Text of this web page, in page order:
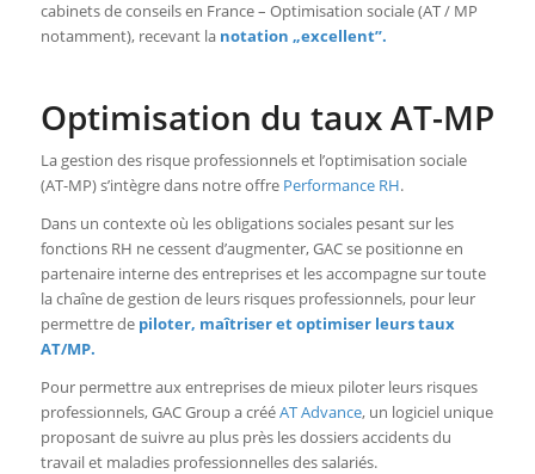
cabinets de conseils en France – Optimisation sociale (AT / MP
notamment), recevant la notation „excellent”.
Optimisation du taux AT-MP
La gestion des risque professionnels et l’optimisation sociale
(AT-MP) s’intègre dans notre offre Performance RH.
Dans un contexte où les obligations sociales pesant sur les
fonctions RH ne cessent d’augmenter, GAC se positionne en
partenaire interne des entreprises et les accompagne sur toute
la chaîne de gestion de leurs risques professionnels, pour leur
permettre de piloter, maîtriser et optimiser leurs taux
AT/MP.
Pour permettre aux entreprises de mieux piloter leurs risques
professionnels, GAC Group a crééAT Advance, un logiciel unique
proposant de suivre au plus près les dossiers accidents du
travail et maladies professionnelles des salariés.